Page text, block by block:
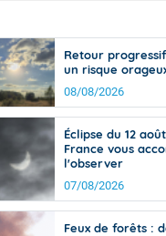
de
Phénomènes
Avertissement
des communes
Bulletins Marine
Bulletins
d'avalanche
Météo des forêts
Vigicrues
Retour
un risque
08/08/2026
Éclipse du 12
France vous
l'observer
07/08/2026
Feux de forêts :